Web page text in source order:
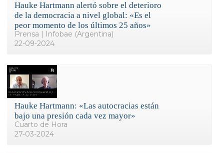
Hauke Hartmann alertó sobre el deterioro
de la democracia a nivel global: «Es el
peor momento de los últimos 25 años»
Prensa | Infobae (Argentina)
22-09-2024
Hauke Hartmann: «Las autocracias están
bajo una presión cada vez mayor»
Cuarto de Hora
27-03-2024